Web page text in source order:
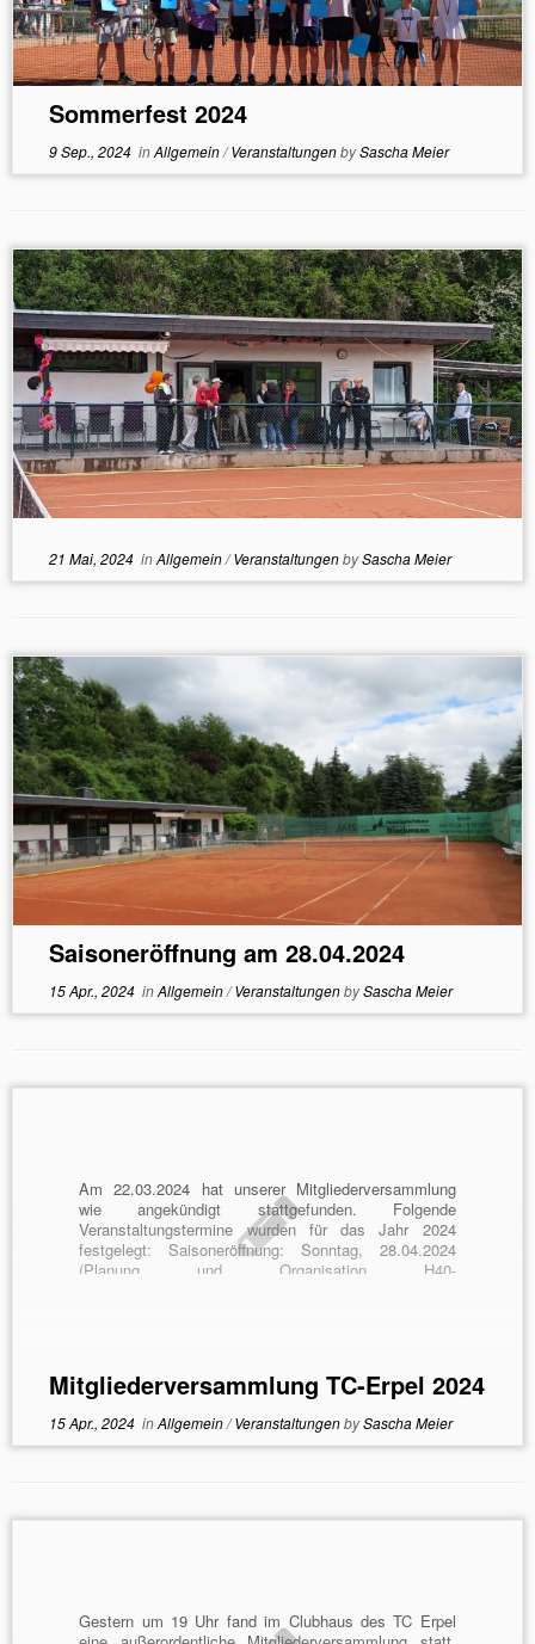
Sommerfest 2024
9 Sep., 2024inAllgemein/VeranstaltungenbySascha Meier
21 Mai, 2024inAllgemein/VeranstaltungenbySascha Meier
Saisoneröffnung am 28.04.2024
15 Apr., 2024inAllgemein/VeranstaltungenbySascha Meier
Am 22.03.2024 hat unserer Mitgliederversammlung
wie angekündigt stattgefunden. Folgende
Veranstaltungstermine wurden für das Jahr 2024
festgelegt: Saisoneröffnung: Sonntag, 28.04.2024
(Planung und Organisation H40-
Medenspiele der H65 und H40-Mannschaft, die dieses
Jahr beide in der […]
Mitgliederversammlung TC-Erpel 2024
15 Apr., 2024inAllgemein/VeranstaltungenbySascha Meier
Gestern um 19 Uhr fand im Clubhaus des TC Erpel